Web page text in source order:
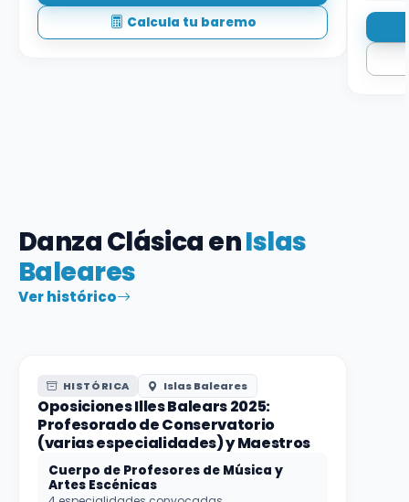
Calcula tu baremo
Danza Clásica enIslas
Baleares
Ver histórico
HISTÓRICA Islas Baleares
Oposiciones Illes Balears 2025:
Profesorado de Conservatorio
(varias especialidades) y Maestros
Cuerpo de Profesores de Música y
Artes Escénicas